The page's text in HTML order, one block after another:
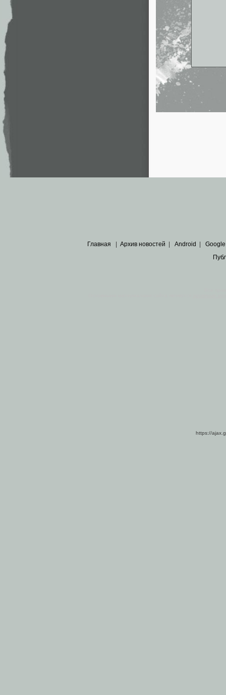
Главная Архив новостей Android Google
https://